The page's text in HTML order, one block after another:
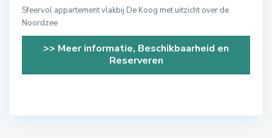
Sfeervol appartement vlakbij De Koog met uitzicht over de
Noordzee
>> Meer informatie, Beschikbaarheid en
Reserveren